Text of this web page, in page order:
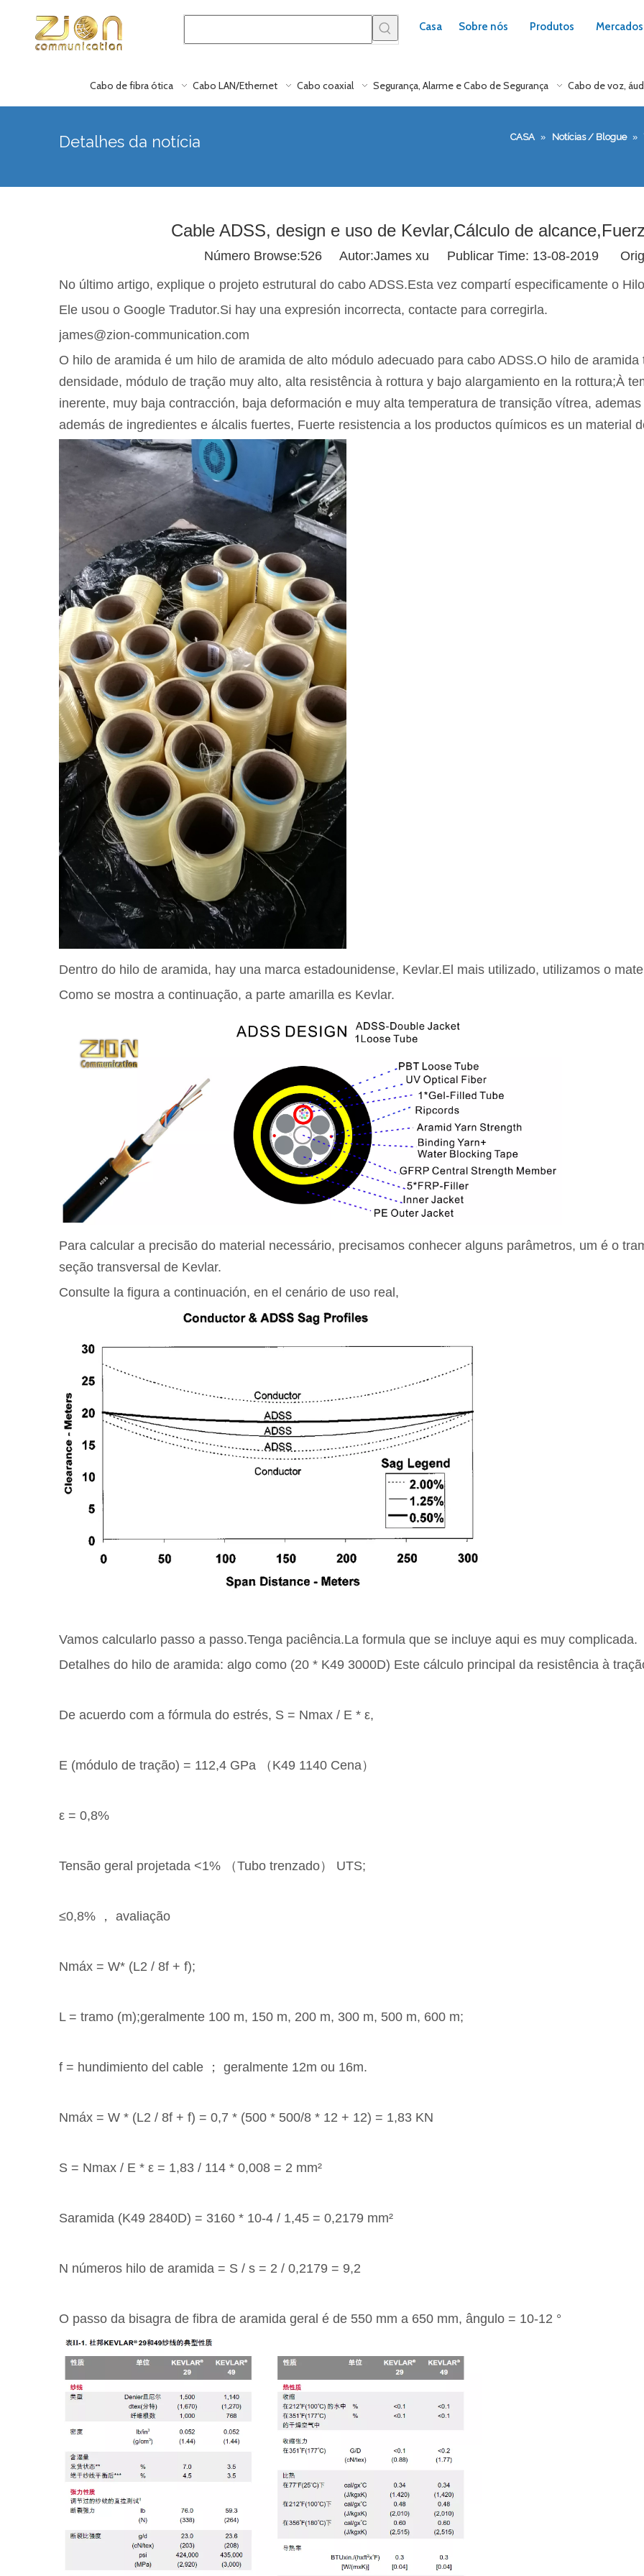
Casa Sobre nós Produtos Mercados
Cabo de fibra ótica Cabo LAN/Ethernet Cabo coaxial Segurança, Alarme e Cabo de Segurança Cabo de voz,
Detalhes da notícia CASA » Notícias / Blogue »
Cable ADSS, design e uso de Kevlar,Cálculo de
Número Browse:526 Autor:James xu Publicar Time: 13-08-2019
No último artigo, explique o projeto estrutural do cabo ADSS.Esta vez compartí especificamente o
Ele usou o Google Tradutor.Si hay una expresión incorrecta, contacte para corregirla.
james@zion-communication.com
O hilo de aramida é um hilo de aramida de alto módulo adecuado para cabo ADSS.O hilo de
densidade, módulo de tração muy alto, alta resistência à rottura y bajo alargamiento en la rottura;À
inerente, muy baja contracción, baja deformación e muy alta temperatura de transição vítrea,
además de ingredientes e álcalis fuertes, Fuerte resistencia a los productos químicos es un material
Dentro do hilo de aramida, hay una marca estadounidense, Kevlar.El mais utilizado, utilizamos o
Como se mostra a continuação, a parte amarilla es Kevlar.
Para calcular a precisão do material necessário, precisamos conhecer alguns parâmetros, um é o
seção transversal de Kevlar.
Consulte la figura a continuación, en el cenário de uso real,
Vamos calcularlo passo a passo.Tenga paciência.La formula que se incluye aqui es muy complicada.
Detalhes do hilo de aramida: algo como (20 * K49 3000D) Este cálculo principal da resistência à
De acuerdo com a fórmula do estrés, S = Nmax / E * ε,
E (módulo de tração) = 112,4 GPa （K49 1140 Cena）
ε = 0,8%
Tensão geral projetada <1% （Tubo trenzado） UTS;
≤0,8% ， avaliação
Nmáx = W* (L2 / 8f + f);
L = tramo (m);geralmente 100 m, 150 m, 200 m, 300 m, 500 m, 600 m;
f = hundimiento del cable ； geralmente 12m ou 16m.
Nmáx = W * (L2 / 8f + f) = 0,7 * (500 * 500/8 * 12 + 12) = 1,83 KN
S = Nmax / E * ε = 1,83 / 114 * 0,008 = 2 mm²
Saramida (K49 2840D) = 3160 * 10-4 / 1,45 = 0,2179 mm²
N números hilo de aramida = S / s = 2 / 0,2179 = 9,2
O passo da bisagra de fibra de aramida geral é de 550 mm a 650 mm, ângulo = 10-12 °